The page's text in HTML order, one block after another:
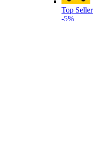
Top Seller
-5%